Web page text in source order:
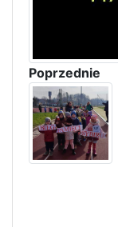
Poprzednie